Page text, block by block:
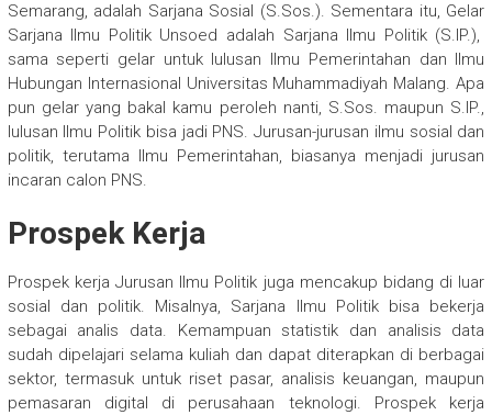
Semarang, adalah Sarjana Sosial (S.Sos.). Sementara itu, Gelar
Sarjana Ilmu Politik Unsoed adalah Sarjana Ilmu Politik (S.IP.),
sama seperti gelar untuk lulusan Ilmu Pemerintahan dan Ilmu
Hubungan Internasional Universitas Muhammadiyah Malang. Apa
pun gelar yang bakal kamu peroleh nanti, S.Sos. maupun S.IP.,
lulusan Ilmu Politik bisa jadi PNS. Jurusan-jurusan ilmu sosial dan
politik, terutama Ilmu Pemerintahan, biasanya menjadi jurusan
incaran calon PNS.
Prospek Kerja
Prospek kerja Jurusan Ilmu Politik juga mencakup bidang di luar
sosial dan politik. Misalnya, Sarjana Ilmu Politik bisa bekerja
sebagai analis data. Kemampuan statistik dan analisis data
sudah dipelajari selama kuliah dan dapat diterapkan di berbagai
sektor, termasuk untuk riset pasar, analisis keuangan, maupun
pemasaran digital di perusahaan teknologi. Prospek kerja